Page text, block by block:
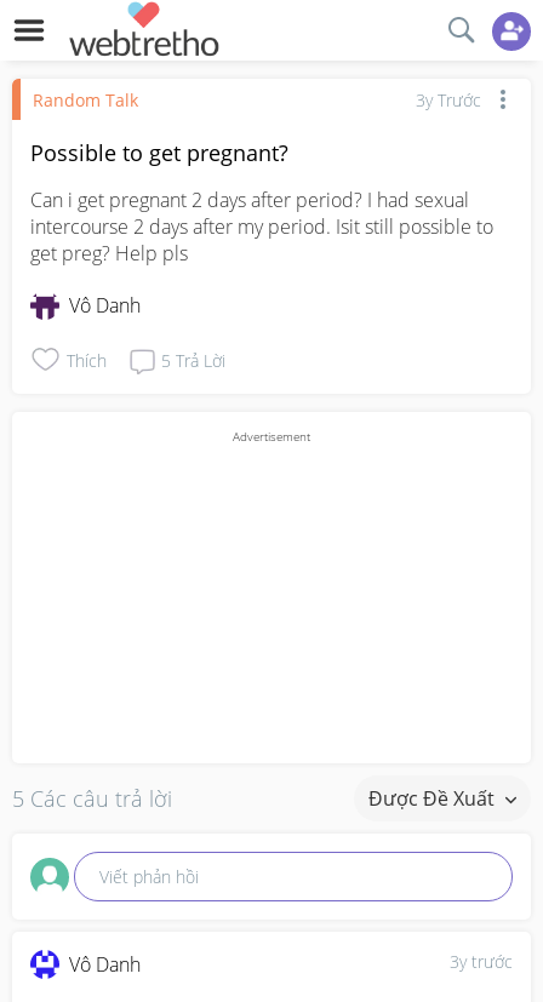
Random Talk 3y Trước
Possible to get pregnant?
Can i get pregnant 2 days after period? I had sexual
intercourse 2 days after my period. Isit still possible to
get preg? Help pls
Vô Danh
Thích 5 Trả Lời
5 Các câu trả lời Được Đề Xuất
Viết phản hồi
3y trước
Vô Danh